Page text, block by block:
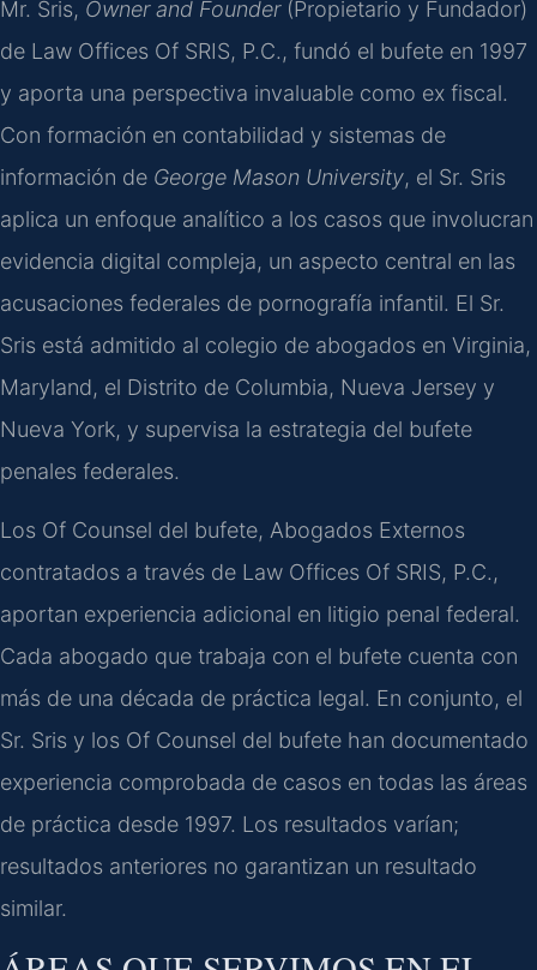
Mr. Sris, Owner and Founder(Propietario y Fundador)
de Law Offices Of SRIS, P.C., fundó el bufete en 1997
y aporta una perspectiva invaluable como ex fiscal.
Con formación en contabilidad y sistemas de
información de George Mason University, el Sr. Sris
aplica un enfoque analítico a los casos que involucran
evidencia digital compleja, un aspecto central en las
acusaciones federales de pornografía infantil. El Sr.
Sris está admitido al colegio de abogados en Virginia,
Maryland, el Distrito de Columbia, Nueva Jersey y
Nueva York, y supervisa la estrategia del bufete
penales federales.
Los Of Counsel del bufete, Abogados Externos
contratados a través de Law Offices Of SRIS, P.C.,
aportan experiencia adicional en litigio penal federal.
Cada abogado que trabaja con el bufete cuenta con
más de una década de práctica legal. En conjunto, el
Sr. Sris y los Of Counsel del bufete han documentado
experiencia comprobada de casos en todas las áreas
de práctica desde 1997. Los resultados varían;
resultados anteriores no garantizan un resultado
similar.